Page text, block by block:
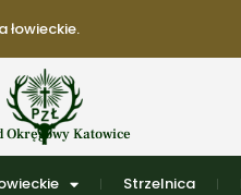
łowieckie.
Okręgowy Katowice
Strzelnica